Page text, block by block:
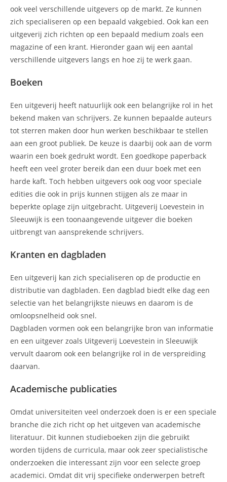
ook veel verschillende uitgevers op de markt. Ze kunnen
zich specialiseren op een bepaald vakgebied. Ook kan een
uitgeverij zich richten op een bepaald medium zoals een
magazine of een krant. Hieronder gaan wij een aantal
verschillende uitgevers langs en hoe zij te werk gaan.
Boeken
Een uitgeverij heeft natuurlijk ook een belangrijke rol in het
bekend maken van schrijvers. Ze kunnen bepaalde auteurs
tot sterren maken door hun werken beschikbaar te stellen
aan een groot publiek. De keuze is daarbij ook aan de vorm
waarin een boek gedrukt wordt. Een goedkope paperback
heeft een veel groter bereik dan een duur boek met een
harde kaft. Toch hebben uitgevers ook oog voor speciale
edities die ook in prijs kunnen stijgen als ze maar in
beperkte oplage zijn uitgebracht. Uitgeverij Loevestein in
Sleeuwijk is een toonaangevende uitgever die boeken
uitbrengt van aansprekende schrijvers.
Kranten en dagbladen
Een uitgeverij kan zich specialiseren op de productie en
distributie van dagbladen. Een dagblad biedt elke dag een
selectie van het belangrijkste nieuws en daarom is de
omloopsnelheid ook snel.
Dagbladen vormen ook een belangrijke bron van informatie
en een uitgever zoals Uitgeverij Loevestein in Sleeuwijk
vervult daarom ook een belangrijke rol in de verspreiding
daarvan.
Academische publicaties
Omdat universiteiten veel onderzoek doen is er een speciale
branche die zich richt op het uitgeven van academische
literatuur. Dit kunnen studieboeken zijn die gebruikt
worden tijdens de curricula, maar ook zeer specialistische
onderzoeken die interessant zijn voor een selecte groep
academici. Omdat dit vrij specifieke onderwerpen betreft